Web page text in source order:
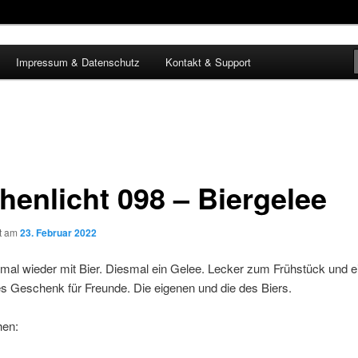
Impressum & Datenschutz Kontakt & Support
098 – Biergelee
am 23. Februar 2022
wieder mit Bier. Diesmal ein Gelee. Lecker zum Frühstück und
Geschenk für Freunde. Die eigenen und die des Biers.